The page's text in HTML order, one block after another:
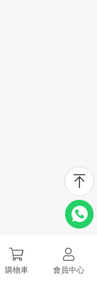
購物車 會員中心